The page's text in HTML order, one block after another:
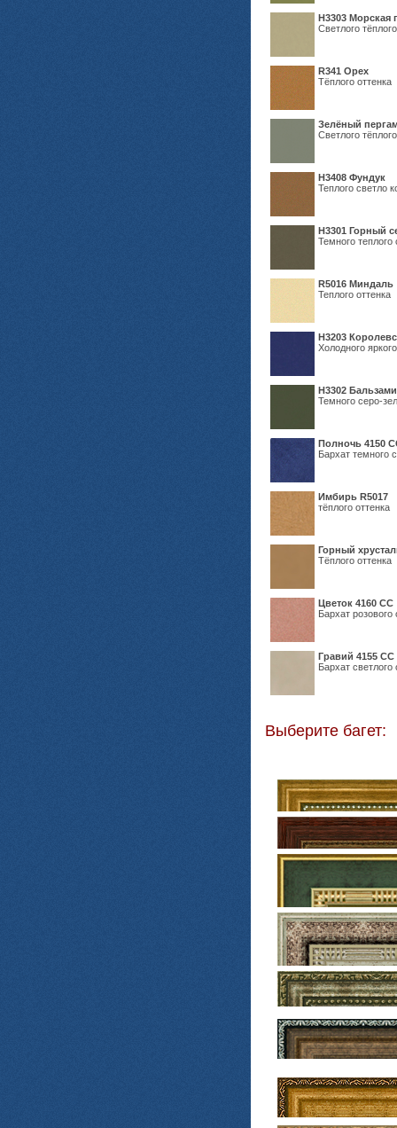
H3303 Морская
Светлого
R341 Орех
Тёплого оттенка
Зелёный
Светлого
Н3408 Фундук
Теплого светло
Н3301 Горный
Темного теплого
R5016 Миндаль
Теплого оттенка
Н3203
Холодного
Н3302
Темного серо-
Полночь 4150
Бархат темного
Имбирь R5017
тёплого оттенка
Горный
Тёплого оттенка
Цветок 4160 СС
Бархат розового
Гравий 4155 СС
Бархат светлого
Выберите багет: